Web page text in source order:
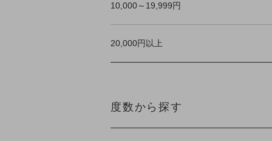
10,000～19,999円
20,000円以上
度数から探す